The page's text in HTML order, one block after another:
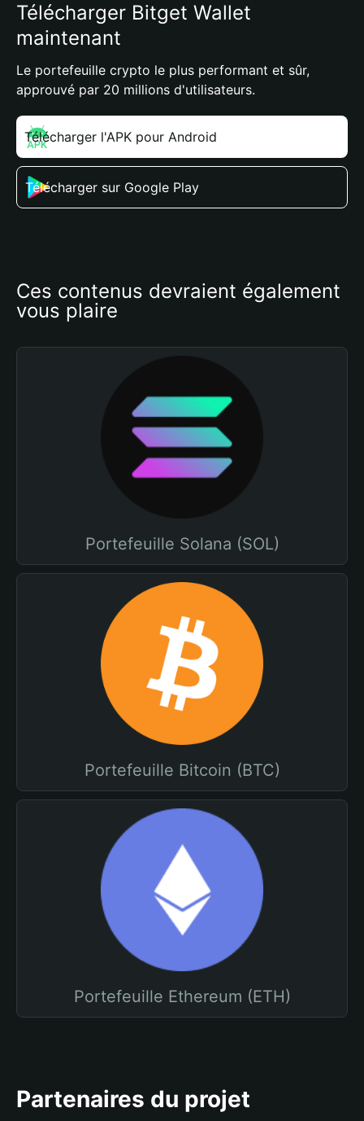
Télécharger Bitget Wallet
maintenant
Le portefeuille crypto le plus performant et sûr,
approuvé par 20 millions d'utilisateurs.
Télécharger l'APK pour Android
Télécharger sur Google Play
Ces contenus devraient également
vous plaire
Portefeuille Solana (SOL)
Portefeuille Bitcoin (BTC)
Portefeuille Ethereum (ETH)
Partenaires du projet